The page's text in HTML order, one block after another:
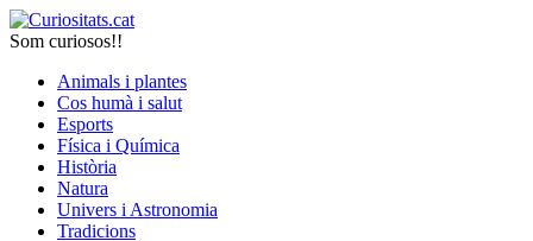
Som curiosos!!
Animals i plantes
Cos humà i salut
Esports
Física i Química
Història
Natura
Univers i Astronomia
Tradicions